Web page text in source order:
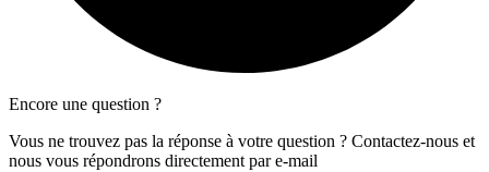
Encore une question ?
Vous ne trouvez pas la réponse à votre question ? Contactez-nous et
nous vous répondrons directement par e-mail